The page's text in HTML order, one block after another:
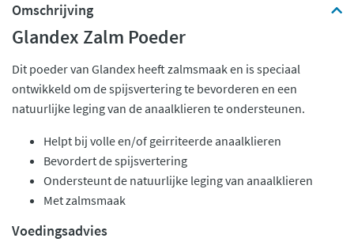
Omschrijving
Glandex Zalm Poeder
Dit poeder van Glandex heeft zalmsmaak en is speciaal
ontwikkeld om de spijsvertering te bevorderen en een
natuurlijke leging van de anaalklieren te ondersteunen.
Helpt bij volle en/of geirriteerde anaalklieren
Bevordert de spijsvertering
Ondersteunt de natuurlijke leging van anaalklieren
Met zalmsmaak
Voedingsadvies